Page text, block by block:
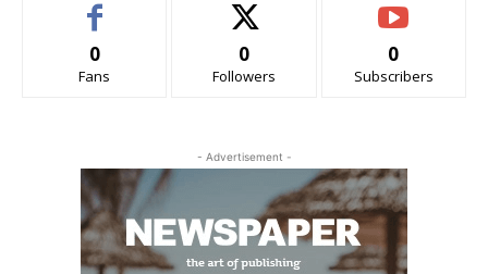
0
Fans
0
Followers
0
Subscribers
- Advertisement -